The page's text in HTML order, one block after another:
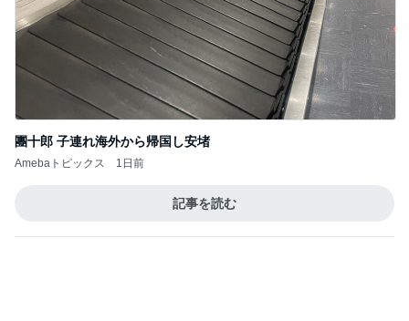
團十郎 子連れ海外から帰国し安堵
Amebaトピックス 1日前
記事を読む